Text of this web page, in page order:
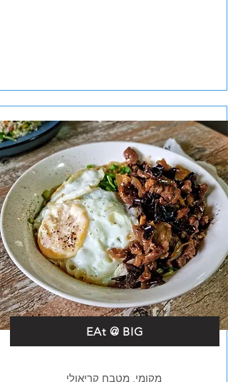
EAt @ BIG
מקומי, מטבח קריאולי